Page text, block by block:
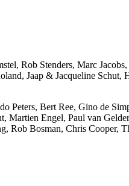
Rob Stenders, Marc
Jaap & Jacqueline Schut,
Peters, Bert Ree, Gino de
Engel, Paul van
Rob Bosman, Chris Cooper,